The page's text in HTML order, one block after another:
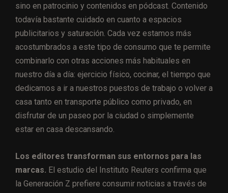
sino en patrocinio y contenidos en pódcast. Contenido
todavía bastante cuidado en cuanto a espacios
publicitarios y saturación. Cada vez estamos más
acostumbrados a este tipo de consumo que te permite
combinarlo con otras acciones más habituales en
nuestro día a día: ejercicio físico, cocinar, el tiempo que
dedicamos a ir a nuestros puestos de trabajo o volver a
casa tanto en transporte público como privado, en
disfrutar de un paseo por la ciudad o simplemente
estar en casa descansando.
Los editores transforman sus entornos para las
marcas. El estudio del Instituto Reuters confirma que
la Generación Z prefiere consumir noticias a través de